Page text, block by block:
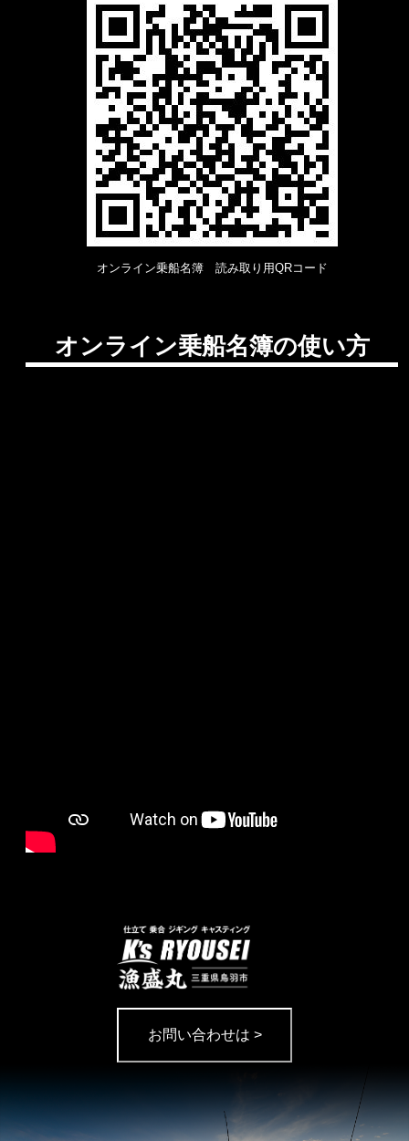
オンライン乗船名簿 読み取り用QRコード
オンライン乗船名簿の使い方
お問い合わせは >